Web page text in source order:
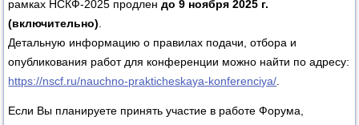
рамках НСКФ-2025 продлен до 9 ноября 2025 г.
(включительно)
Детальную информацию о правилах подачи, отбора и
опубликования работ для конференции можно найти по адресу:
https://nscf.ru/nauchno-prakticheskaya-konferenciya/
Если Вы планируете принять участие в работе Форума,